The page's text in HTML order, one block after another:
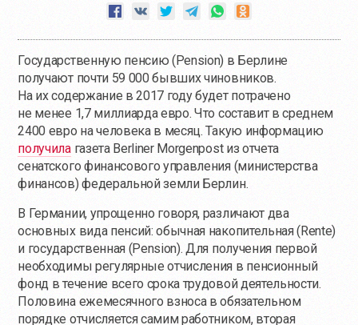
Государственную пенсию (Pension) в Берлине
получают почти 59 000 бывших чиновников.
На их содержание в 2017 году будет потрачено
не менее 1,7 миллиарда евро. Что составит в среднем
2400 евро на человека в месяц. Такую информацию
получилагазета Berliner Morgenpost из отчета
сенатского финансового управления (министерства
финансов) федеральной земли Берлин.
В Германии, упрощенно говоря, различают два
основных вида пенсий: обычная накопительная (Rente)
и государственная (Pension). Для получения первой
необходимы регулярные отчисления в пенсионный
фонд в течение всего срока трудовой деятельности.
Половина ежемесячного взноса в обязательном
порядке отчисляется самим работником, вторая